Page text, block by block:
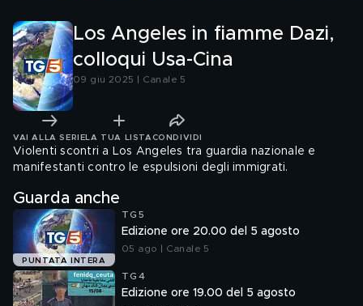
Los Angeles in fiamme Dazi,
colloqui Usa-Cina
09 giu 2025 | Canale 5
VAI ALLA SERIE LA TUA LISTA CONDIVIDI
Violenti scontri a Los Angeles tra guardia nazionale e
manifestanti contro le espulsioni degli immigrati.
Guarda anche
PUNTATA INTERA
TG5
Edizione ore 20.00 del 5 agosto
05 ago | Canale 5
TG4
Edizione ore 19.00 del 5 agosto